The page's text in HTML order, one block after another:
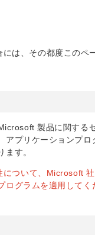
は、その都度このペ
製品に関する
アプリケーションプ
す。
ついて、Microsoft
グラムを適用してく